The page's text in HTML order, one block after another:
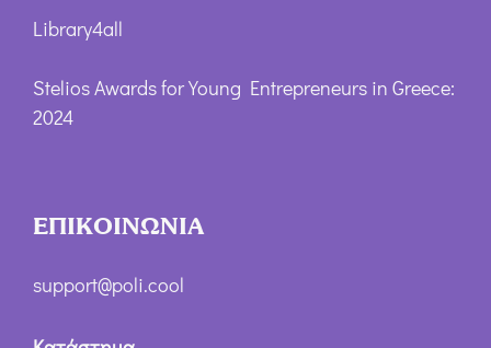
Library4all
Stelios Awards for Young Entrepreneurs in Greece:
2024
ΕΠΙΚΟΙΝΩΝΙΑ
support@poli.cool